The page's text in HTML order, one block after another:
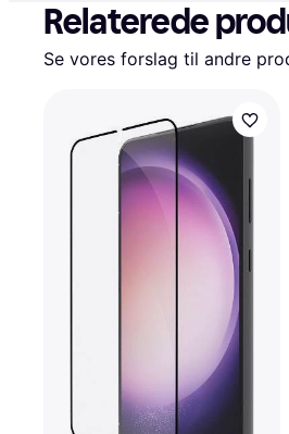
Relaterede
Se vores forslag til andre